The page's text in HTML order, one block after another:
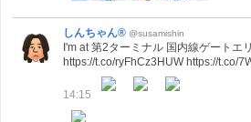
しんちゃん® @susamishin
I'm at 第2ターミナル 国内線ゲートエ
https://t.co/ryFhCz3HUW https://t.co/
14:15